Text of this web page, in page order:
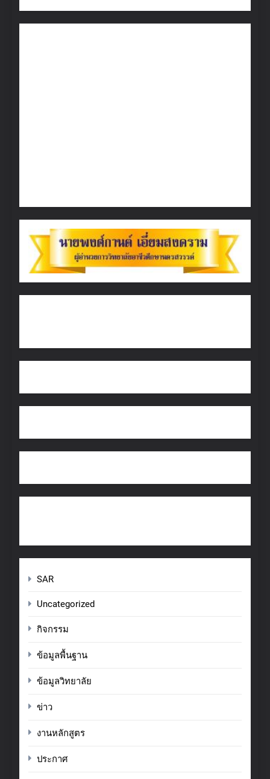
SAR
Uncategorized
กิจกรรม
ข้อมูลพื้นฐาน
ข้อมูลวิทยาลัย
ข่าว
งานหลักสูตร
ประกาศ